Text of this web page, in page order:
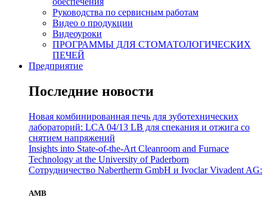
Руководства по сервисным работам
Видео о продукции
Видеоуроки
ПРОГРАММЫ ДЛЯ СТОМАТОЛОГИЧЕСКИХ
ПЕЧЕЙ
Предприятие
Последние новости
Новая комбинированная печь для зуботехнических
лабораторий: LCA 04/13 LB для спекания и отжига со
снятием напряжений
Insights into State-of-the-Art Cleanroom and Furnace
Technology at the University of Paderborn
Сотрудничество Nabertherm GmbH и Ivoclar Vivadent AG:
AMB